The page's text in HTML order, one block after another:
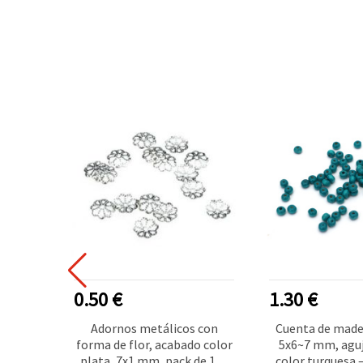
0.50 €
Adornos metálicos con
forma de flor, acabado color
1.30 €
Cuenta de
5x6~7 mm,